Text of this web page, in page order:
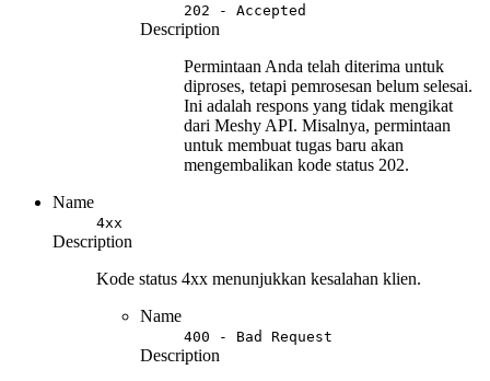
202 - Accepted
Description
Permintaan Anda telah diterima untuk
diproses, tetapi pemrosesan belum selesai.
Ini adalah respons yang tidak mengikat
dari Meshy API. Misalnya, permintaan
untuk membuat tugas baru akan
mengembalikan kode status 202.
Name
4xx
Description
Kode status 4xx menunjukkan kesalahan klien.
Name
400 - Bad Request
Description